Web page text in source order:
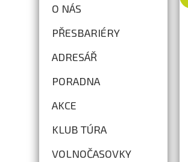
O NÁS
PŘESBARIÉRY
ADRESÁŘ
PORADNA
AKCE
KLUB TÚRA
VOLNOČASOVKY